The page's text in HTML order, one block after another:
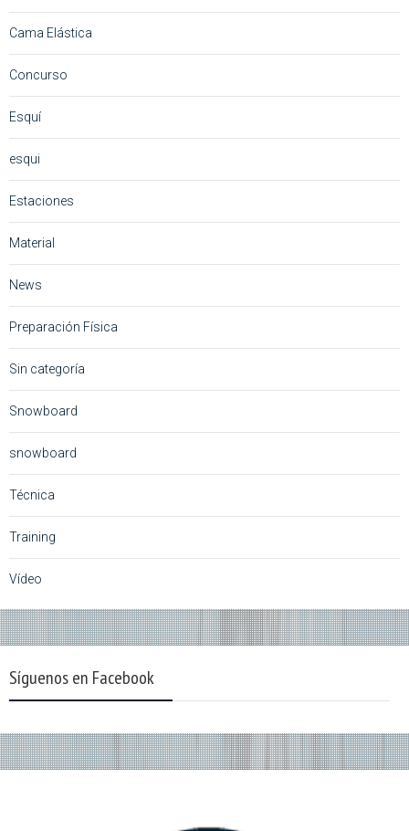
Cama Elástica
Concurso
Esquí
esqui
Estaciones
Material
News
Preparación Física
Sin categoría
Snowboard
snowboard
Técnica
Training
Vídeo
Síguenos en Facebook